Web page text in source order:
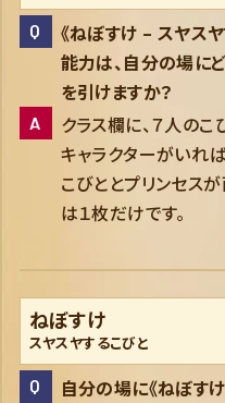
《ねぼすけ – スヤス
能力は、自分の場に
を引けますか？
クラス欄に、７人の
キャラクターがいれ
こびととプリンセス
は１枚だけです。
ねぼすけ
スヤスヤするこびと
自分の場に《ねぼす